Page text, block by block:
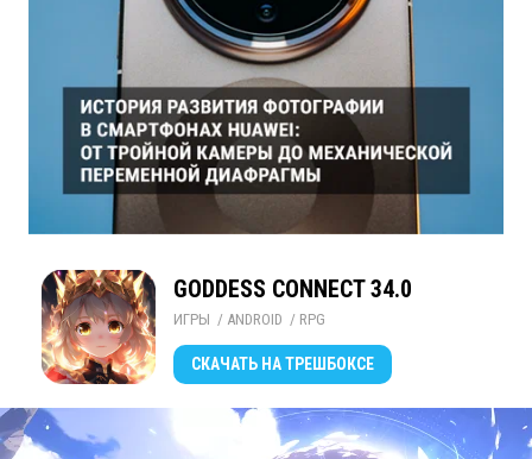
GODDESS CONNECT 34.0
ИГРЫ / ANDROID / RPG
СКАЧАТЬ НА ТРЕШБОКСЕ